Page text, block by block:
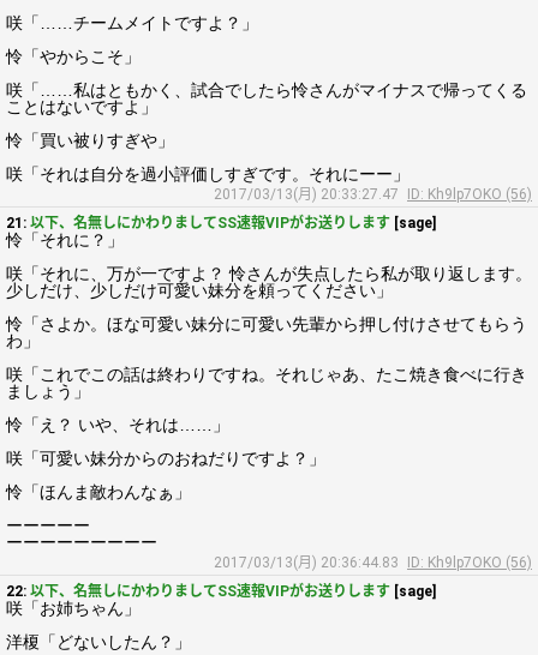
咲「……チームメイトですよ？」
怜「やからこそ」
咲「……私はともかく、試合でしたら怜さんがマイナスで帰ってくる
ことはないですよ」
怜「買い被りすぎや」
咲「それは自分を過小評価しすぎです。それにーー」
2017/03/13(月) 20:33:27.47
ID: Kh9lp7OKO (56)
21: 以下、名無しにかわりましてSS速報VIPがお送りします [sage]
怜「それに？」
咲「それに、万が一ですよ？ 怜さんが失点したら私が取り返します。
少しだけ、少しだけ可愛い妹分を頼ってください」
怜「さよか。ほな可愛い妹分に可愛い先輩から押し付けさせてもらう
わ」
咲「これでこの話は終わりですね。それじゃあ、たこ焼き食べに行き
ましょう」
怜「え？ いや、それは……」
咲「可愛い妹分からのおねだりですよ？」
怜「ほんま敵わんなぁ」
ーーーーー
ーーーーーーーーー
2017/03/13(月) 20:36:44.83
ID: Kh9lp7OKO (56)
22: 以下、名無しにかわりましてSS速報VIPがお送りします [sage]
咲「お姉ちゃん」
洋榎「どないしたん？」